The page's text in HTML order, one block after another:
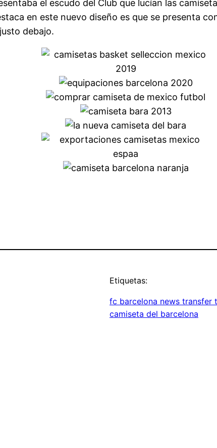
el escudo del Club que lucían las
en este nuevo diseño es que se presenta
debajo.
Etiquetas:
fc barcelona news transfer
camiseta del barcelona